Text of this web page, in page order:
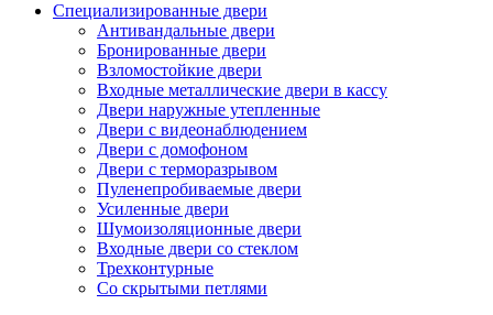
Специализированные двери
Антивандальные двери
Бронированные двери
Взломостойкие двери
Входные металлические двери в кассу
Двери наружные утепленные
Двери с видеонаблюдением
Двери с домофоном
Двери с терморазрывом
Пуленепробиваемые двери
Усиленные двери
Шумоизоляционные двери
Входные двери со стеклом
Трехконтурные
Со скрытыми петлями